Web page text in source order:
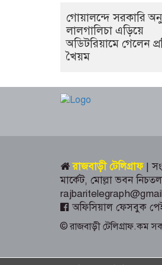
গোয়ালন্দে সরকারি
লালগালিচা এড়িয়ে
অডিটরিয়ামে গেলেন
খৈয়ম
রাজবাড়ী টেলিগ্রাফ |
মার্কেট, মোল্লা ভবন
অফিসিয়াল ফেসবুক
© রাজবাড়ী টেলিগ্রাফ.কম